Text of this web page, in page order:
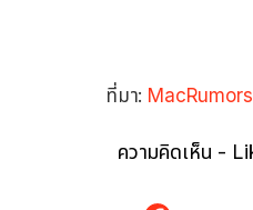
ที่มา: MacRumors
ความคิดเห็น -